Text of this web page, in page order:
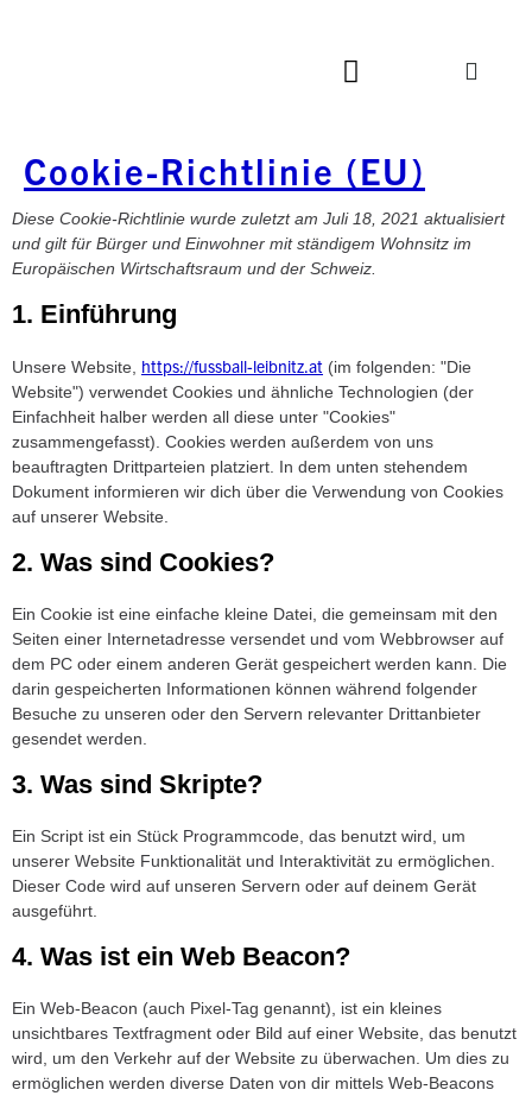
Cookie-Richtlinie (EU)
Diese Cookie-Richtlinie wurde zuletzt am Juli 18, 2021 aktualisiert
und gilt für Bürger und Einwohner mit ständigem Wohnsitz im
Europäischen Wirtschaftsraum und der Schweiz.
1. Einführung
Unsere Website, https://fussball-leibnitz.at (im folgenden: "Die
Website") verwendet Cookies und ähnliche Technologien (der
Einfachheit halber werden all diese unter "Cookies"
zusammengefasst). Cookies werden außerdem von uns
beauftragten Drittparteien platziert. In dem unten stehendem
Dokument informieren wir dich über die Verwendung von Cookies
auf unserer Website.
2. Was sind Cookies?
Ein Cookie ist eine einfache kleine Datei, die gemeinsam mit den
Seiten einer Internetadresse versendet und vom Webbrowser auf
dem PC oder einem anderen Gerät gespeichert werden kann. Die
darin gespeicherten Informationen können während folgender
Besuche zu unseren oder den Servern relevanter Drittanbieter
gesendet werden.
3. Was sind Skripte?
Ein Script ist ein Stück Programmcode, das benutzt wird, um
unserer Website Funktionalität und Interaktivität zu ermöglichen.
Dieser Code wird auf unseren Servern oder auf deinem Gerät
ausgeführt.
4. Was ist ein Web Beacon?
Ein Web-Beacon (auch Pixel-Tag genannt), ist ein kleines
unsichtbares Textfragment oder Bild auf einer Website, das benutzt
wird, um den Verkehr auf der Website zu überwachen. Um dies zu
ermöglichen werden diverse Daten von dir mittels Web-Beacons